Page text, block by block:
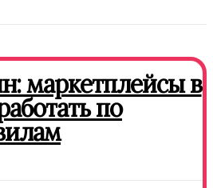
маркетплейсы в
по